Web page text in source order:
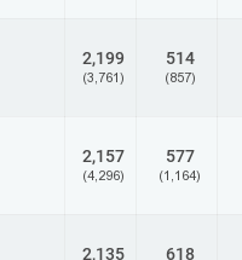
2,199
(3,761)
514
(857)
2,157
(4,296)
577
(1,164)
2,135 618